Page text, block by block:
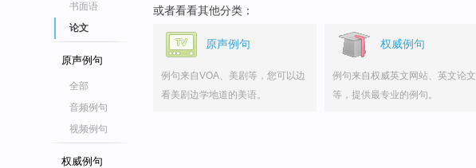
书面语
论文
原声例句
全部
音频例句
视频例句
权威例句
或者看看其他分类：
原声例句
例句来自VOA、美剧等，您可以边
看美剧边学地道的美语。
权威例句
例句来自权威英文网站、英文论文
等，提供最专业的例句。